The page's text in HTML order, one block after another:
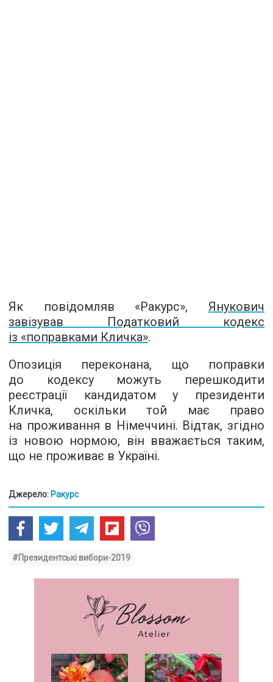
Як повідомляв «Ракурс», Янукович
завізував Податковий кодекс
із «поправками Кличка».
Опозиція переконана, що поправки
до кодексу можуть перешкодити
реєстрації кандидатом у президенти
Кличка, оскільки той має право
на проживання в Німеччині. Відтак, згідно
із новою нормою, він вважається таким,
що не проживає в Україні.
Джерело: Ракурс
#Президентські вибори-2019